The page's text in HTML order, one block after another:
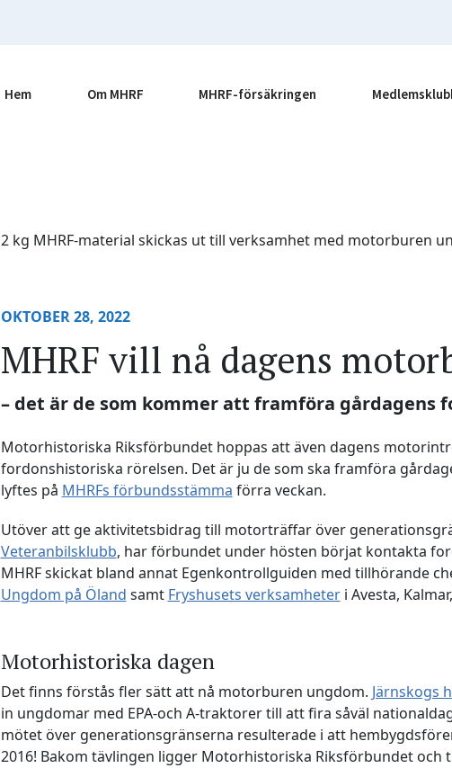
Hem Om MHRF MHRF-försäkringen
2 kg MHRF-material skickas ut till verksamhet med motorburen
OKTOBER 28, 2022
MHRF vill nå dagens
– det är de som kommer att framföra gårdagens
Motorhistoriska Riksförbundet hoppas att även dagens
fordonshistoriska rörelsen. Det är ju de som ska framföra
lyftes på MHRFs förbundsstämma förra veckan.
Utöver att ge aktivitetsbidrag till motorträffar över
Veteranbilsklubb, har förbundet under hösten börjat kontakta
MHRF skickat bland annat Egenkontrollguiden med tillhörande
Ungdom på Öland samt Fryshusets verksamheteri Avesta,
Motorhistoriska dagen
Det finns förstås fler sätt att nå motorburen ungdom. Järnskogs
in ungdomar med EPA-och A-traktorer till att fira såväl
mötet över generationsgränserna resulterade i att
2016! Bakom tävlingen ligger Motorhistoriska Riksförbundet och